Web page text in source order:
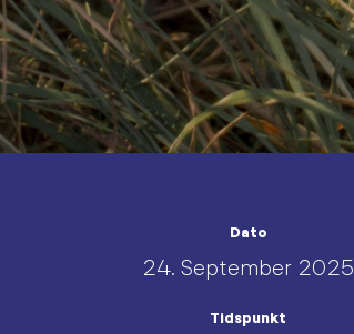
Dato
24. September 2025
Tidspunkt